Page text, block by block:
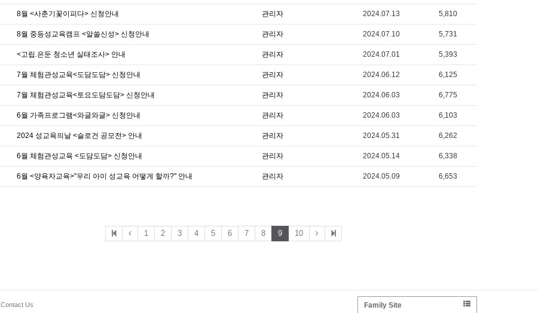
8월 <사춘기꽃이피다> 신청안내 관리자 2024.07.13 5,810
8월 중등성교육캠프 <알쓸신성> 신청안내 관리자 2024.07.10 5,731
<고립.은둔 청소년 실태조사> 안내 관리자 2024.07.01 5,393
7월 체험관성교육<도담도담> 신청안내 관리자 2024.06.12 6,125
7월 체험관성교육<토요도담도담> 신청안내 관리자 2024.06.03 6,775
6월 가족프로그램<와글와글> 신청안내 관리자 2024.06.03 6,103
2024 성교육의날 <슬로건 공모전> 안내 관리자 2024.05.31 6,262
6월 체험관성교육 <도담도담> 신청안내 관리자 2024.05.14 6,338
6월 <양육자교육>"우리 아이 성교육 어떻게 할까?" 안내 관리자 2024.05.09 6,653
1 2 3 4 5 6 7 8 9 10
Contact Us Family Site